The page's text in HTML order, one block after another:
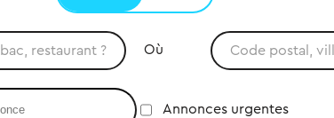
Où
Annonces urgentes